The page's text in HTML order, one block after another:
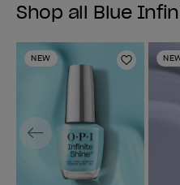
Shop all Blue
NEW
Zur
Previous